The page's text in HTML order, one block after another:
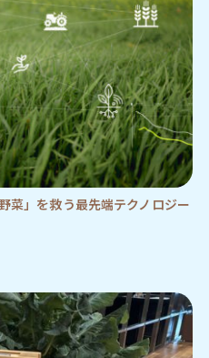
菜」を救う最先端テクノロジー